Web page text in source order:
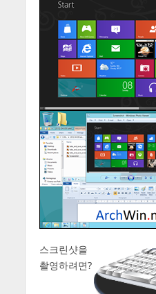
스크린샷을
촬영하려면?